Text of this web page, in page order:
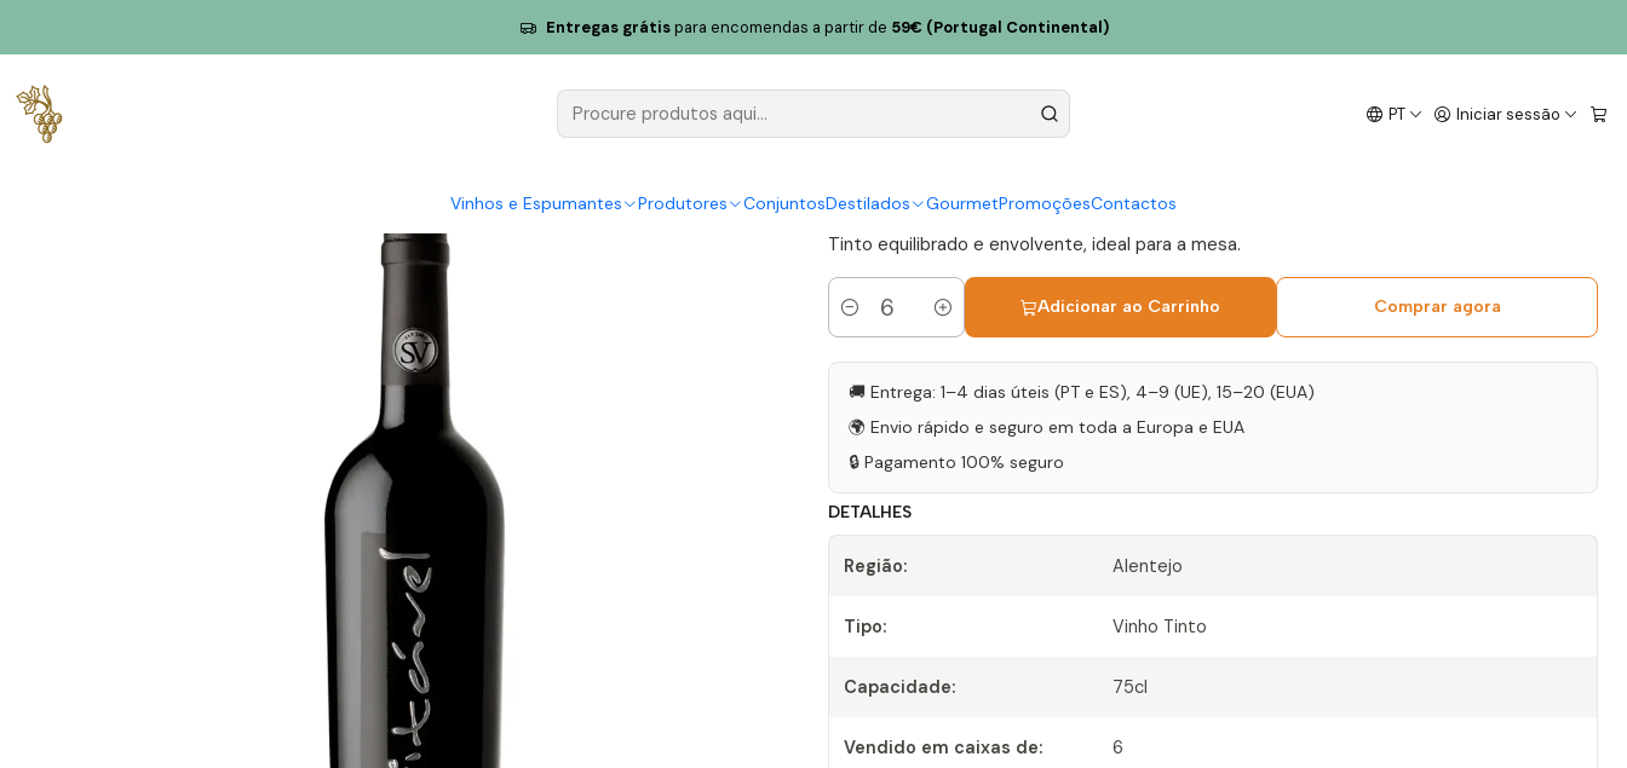
PT Iniciar sessão
Vinhos e Espumantes Produtores ConjuntosDestilados GourmetPromoçõesContactos
Entregas grátispara encomendas a partir de 59€ (Portugal Continental)
Casa Santa Vitória Inevitável Alentejo Tinto 75cl
Casa Santa Vitória Inevitável
|
Tinto equilibrado e envolvente, ideal para a mesa.
Quantidade
Adicionar ao Carrinho Comprar agora
🚚 Entrega: 1–4 dias úteis (PT e ES), 4–9 (UE), 15–20 (EUA)
🌍 Envio rápido e seguro em toda a Europa e EUA
🔒 Pagamento 100% seguro
DETALHES
Região: Alentejo
Tipo: Vinho Tinto
Capacidade: 75cl
Vendido em caixas de: 6